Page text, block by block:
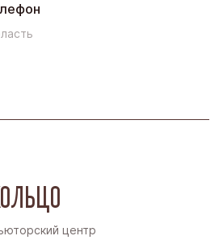
центр